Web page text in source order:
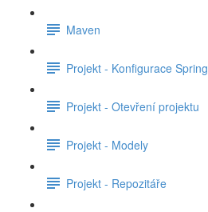
Maven
Projekt - Konfigurace Spring
Projekt - Otevření projektu
Projekt - Modely
Projekt - Repozitáře